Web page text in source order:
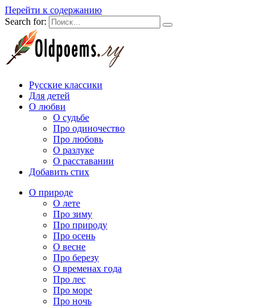
Перейти к содержанию
Search for:
Русские классики
Для детей
О любви
О судьбе
Про одиночество
Про любовь
О разлуке
О расставании
Добавить стих
О природе
О лете
Про зиму
Про природу
Про осень
О весне
Про березу
О временах года
Про лес
Про море
Про ночь